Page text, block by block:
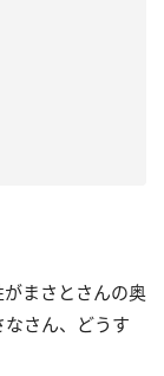
まさとさんの奥
さん、どうす